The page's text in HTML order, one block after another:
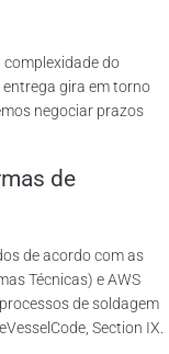
complexidade do
entrega gira em torno
negociar prazos
de
de acordo com as
Técnicas) e AWS
de soldagem
Section IX.